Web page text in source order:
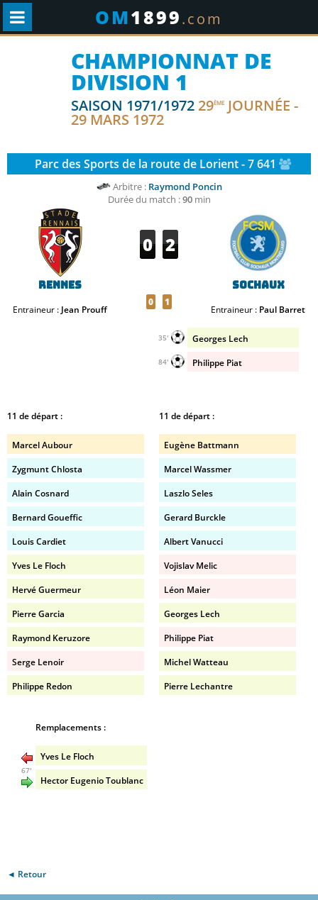
OM1899.com
CHAMPIONNAT DE
DIVISION 1
SAISON 1971/1972 29ÈME JOURNÉE -
29 MARS 1972
Parc des Sports de la route de Lorient - 7 641
Arbitre : Raymond Poncin
Durée du match :90min
Rennes
Entraineur : Jean Prouff
0 2
0 1
Sochaux
Entraineur : Paul Barret
Georges Lech
35'
Philippe Piat
84'
11 de départ :
Marcel Aubour
Zygmunt Chlosta
Alain Cosnard
Bernard Goueffic
Louis Cardiet
Yves Le Floch
Hervé Guermeur
Pierre Garcia
Raymond Keruzore
Serge Lenoir
Philippe Redon
11 de départ :
Eugène Battmann
Marcel Wassmer
Laszlo Seles
Gerard Burckle
Albert Vanucci
Vojislav Melic
Léon Maier
Georges Lech
Philippe Piat
Michel Watteau
Pierre Lechantre
Remplacements :
Yves Le Floch
67'
Hector Eugenio Toublanc
◄ Retour